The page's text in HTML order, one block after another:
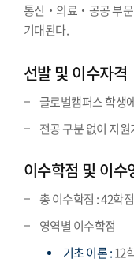
통신‧의료‧공공 부문
기대된다.
선발 및 이수자격
글로벌캠퍼스 학생
전공 구분 없이 지
이수학점 및 이수
총 이수학점 : 42학
영역별 이수학점
기초 이론 :12